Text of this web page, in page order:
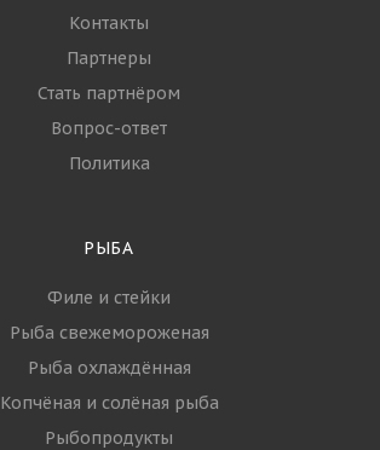
Контакты
Партнеры
Стать партнёром
Вопрос-ответ
Политика
РЫБА
Филе и стейки
Рыба свежемороженая
Рыба охлаждённая
Копчёная и солёная рыба
Рыбопродукты